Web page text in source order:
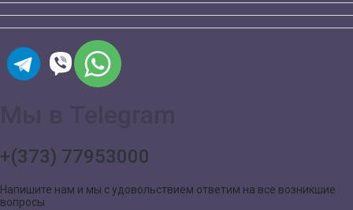
+(373) 77953000
Напишите нам и мы с удовольствием ответим на все возникшие
вопросы